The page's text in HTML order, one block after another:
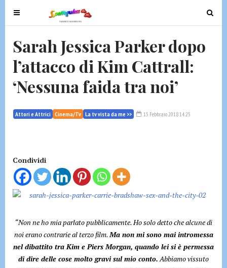
T
o
g
l
e
n
v
i
t
o
n
T
o
Sarah Jessica Parker dopo
l’attacco di Kim Cattrall:
‘Nessuna faida tra noi’
Attori e Attrici Cinema/Tv La tv vista da me >> 15 Febbraio 2018 14:25
Condividi
“Non ne ho mia parlato pubblicamente. Ho solo detto che alcune di
noi erano contrarie al terzo film.Ma non mi sono mai intromessa
nel dibattito tra Kim e Piers Morgan, quando lei si è permessa
di dire delle cose molto gravi sul mio conto.Abbiamo vissuto